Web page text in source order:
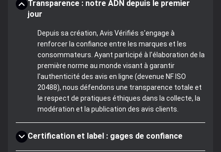
Transparence : notre ADN depuis le premier
jour
Depuis sa création, Avis Vérifiés s'engage à
renforcer la confiance entre les marques et les
consommateurs. Ayant participé à l'élaboration de la
première norme au monde visant à garantir
l'authenticité des avis en ligne (devenue NF ISO
20488), nous défendons une transparence totale et
le respect de pratiques éthiques dans la collecte, la
modération et la publication des avis clients.
Certification et label : gages de confiance